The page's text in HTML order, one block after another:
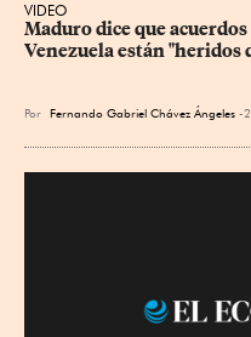
VIDEO
Maduro dice que
Venezuela están "heridos
Por Fernando Gabriel Chávez Ángeles